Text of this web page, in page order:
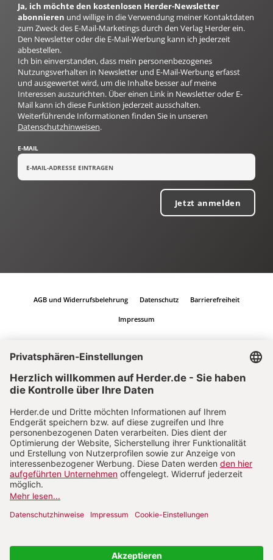
Ja, ich möchte den kostenlosen Herder-Newsletter
abonnieren und willige in die Verwendung meiner Kontaktdaten
zum Zweck des E-Mail-Marketings durch den Verlag Herder ein.
Den Newsletter oder die E-Mail-Werbung kann ich jederzeit
abbestellen.
Ich bin einverstanden, dass mein personenbezogenes
Nutzungsverhalten in Newsletter und E-Mail-Werbung erfasst
und ausgewertet wird, um die Inhalte besser auf meine
Interessen auszurichten. Über einen Link in Newsletter oder E-
Mail kann ich diese Funktion jederzeit ausschalten.
Weiterführende Informationen finden Sie in unseren
Datenschutzhinweisen.
E-MAIL
Jetzt anmelden
AGB und Widerrufsbelehrung Datenschutz Barrierefreiheit
Impressum
Vertrag widerrufen